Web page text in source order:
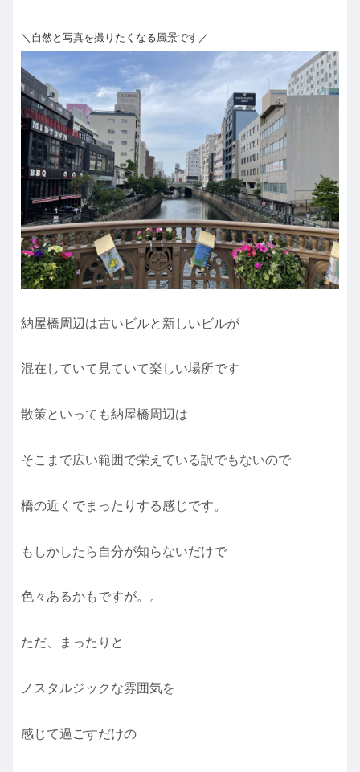
＼自然と写真を撮りたくなる風景です／
納屋橋周辺は古いビルと新しいビルが
混在していて見ていて楽しい場所です
散策といっても納屋橋周辺は
そこまで広い範囲で栄えている訳でもないので
橋の近くでまったりする感じです。
もしかしたら自分が知らないだけで
色々あるかもですが。。
ただ、まったりと
ノスタルジックな雰囲気を
感じて過ごすだけの